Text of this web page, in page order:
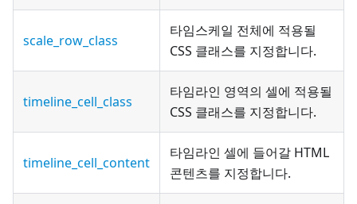
scale_row_class
타임스케일 전체에 적용될
CSS 클래스를 지정합니다.
timeline_cell_class
타임라인 영역의 셀에 적용될
CSS 클래스를 지정합니다.
timeline_cell_content
타임라인 셀에 들어갈 HTML
콘텐츠를 지정합니다.